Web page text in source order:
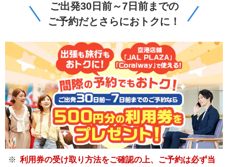
ご出発30日前～7日前までの
ご予約だとさらにおトクに！
利用券の受け取り方法をご確認の上、ご予約は必ず当